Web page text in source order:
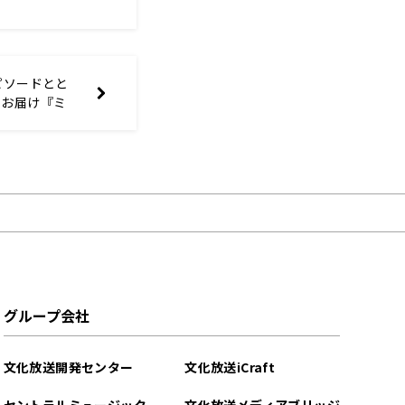
ードとと
届け『ミ
グループ会社
文化放送開発センター 文化放送iCraft